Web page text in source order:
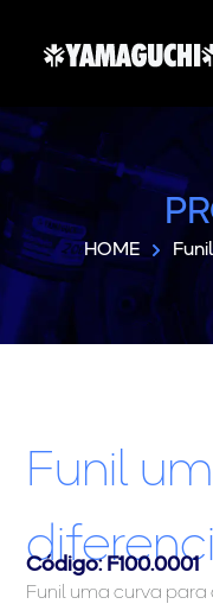
HOME
Funil
Código: F100.0001
Funil uma curva